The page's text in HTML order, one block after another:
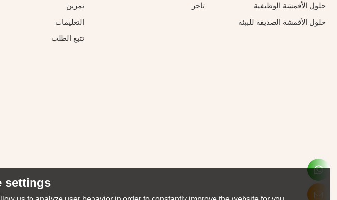
حلول الأقمشة الوظيفية
حلول الأقمشة الصديقة للبيئة
تاجر
تمرين
التعليمات
تتبع الطلب
settings